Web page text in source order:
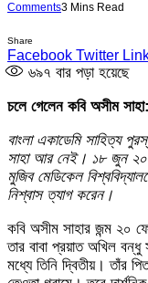
Comments3 Mins Read
Share
Facebook Twitter
৬৯৭ বার পড়া হয়েছে
চলে গেলেন কবি অসীম সাহা:
বাংলা একাডেমি সাহিত্য
সাহা আর নেই। ১৮ জুন
মুজিব মেডিকেল
নিশ্বাস ত্যাগ করেন।
কবি অসীম সাহার জন্ম ২০
তার বাবা প্রয়াত অখিল বন্ধু
মধ্যে তিনি দ্বিতীয়। তাঁর